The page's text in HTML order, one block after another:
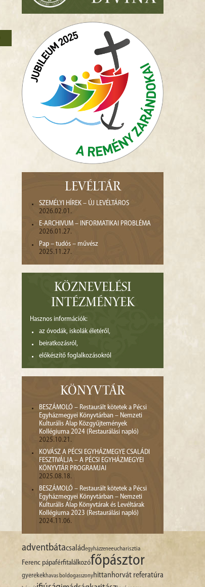
LEVÉLTÁR
SZEMÉLYI HÍREK – ÚJ LEVÉLTÁROS
2026.02.01.
E-ARCHIVUM – INFORMATIKAI PROBLÉMA
2026.01.27.
Pap – tudós – művész
2025.11.27.
KÖZNEVELÉSI
INTÉZMÉNYEK
Hasznos információk:
az óvodák, iskolák életéről,
beiratkozásról,
előkészítő foglalkozásokról
KÖNYVTÁR
BESZÁMOLÓ – Restaurált kötetek a Pécsi
Egyházmegyei Könyvtárban – Nemzeti
Kulturális Alap Közgyűjtemények
Kollégiuma 2024 (Restaurálási napló)
2025.10.21.
KOVÁSZ A PÉCSI EGYHÁZMEGYE CSALÁDI
FESZTIVÁLJA – A PÉCSI EGYHÁZMEGYEI
KÖNYVTÁR PROGRAMJAI
2025.08.18.
BESZÁMOLÓ – Restaurált kötetek a Pécsi
Egyházmegyei Könyvtárban – Nemzeti
Kulturális Alap Könyvtárak és Levéltárak
Kollégiuma 2023 (Restaurálási napló)
2024.11.06.
adventbátacsaládegyházzeneeucharisztia
Ferenc pápaférfitalálkozófőpásztor
gyerekekhavas boldogasszonyhittanhorvát referatúra